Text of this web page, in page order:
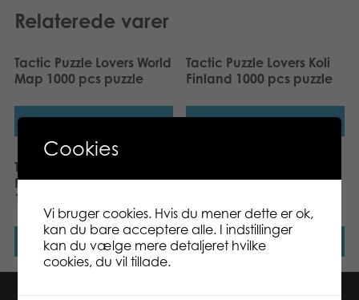
Deutsch
Relaterede varer
Tactic Puzzle Lovers World
Map 1000 pcs puzzle
Læs mere
Tactic Puzzle Lovers Koli
Finland 1000 pcs puzzle
Læs mere
Tactic Puzzle Lovers
Neuschwanstein Castle
1000 pcs puzzle
Læs mere
Cinque Terre Italy 1000
Læs mere
Cookies
Vi bruger cookies. Hvis du mener dette er ok,
kan du bare acceptere alle. I indstillinger
kan du vælge mere detaljeret hvilke
cookies, du vil tillade.